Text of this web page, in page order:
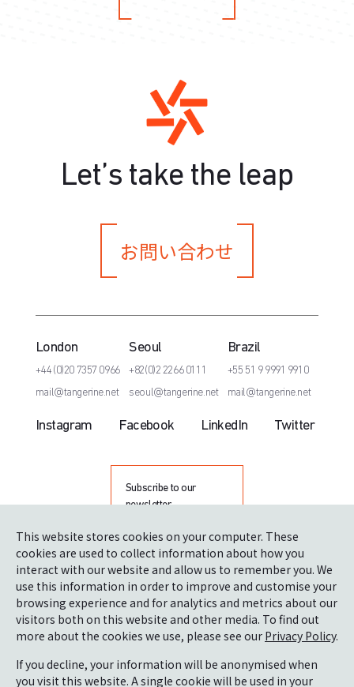
This website stores cookies on your computer. These
cookies are used to collect information about how you
interact with our website and allow us to remember you. We
use this information in order to improve and customise your
browsing experience and for analytics and metrics about our
visitors both on this website and other media. To find out
more about the cookies we use, please see our Privacy Policy.
If you decline, your information will be anonymised when
you visit this website. A single cookie will be used in your
Let’s take the leap
お問い合わせ
London
+44 (0)20 7357 0966
mail@tangerine.net
Seoul
+82(0)2 2266 0111
seoul@tangerine.net
Brazil
+55 51 9 9991 9910
mail@tangerine.net
Instagram Facebook LinkedIn Twitter
Subscribe to our
newsletter
Proud winner of The Queen’s Award for Enterprise: